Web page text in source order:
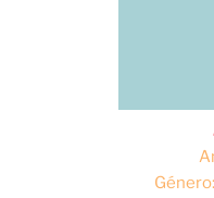
Género: